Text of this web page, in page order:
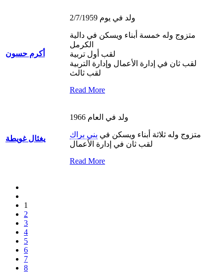
أكرم حسون
ولد في يوم 2/7/1959
متزوج وله خمسة أبناء ويسكن في دالية
الكرمل
لقب أول تربية
لقب ثان في إدارة الأعمال وإدارة التربية
لقب ثالث
Read More
يغئال غويطة
ولد في العام 1966
متزوج وله ثلاثة أبناء ويسكن في بني براك
لقب ثان في إدارة الأعمال
Read More
1
2
3
4
5
6
7
8